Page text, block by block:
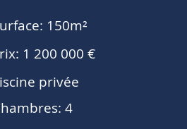
150m²
1 200 000 €
privée
4